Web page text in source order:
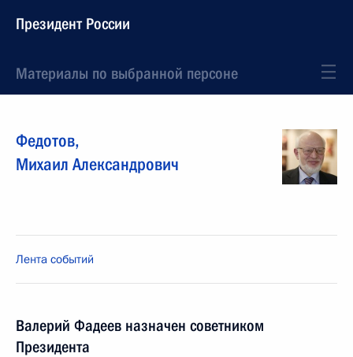
Президент России
Материалы по выбранной персоне
Федотов,
Михаил Александрович
Лента событий
Валерий Фадеев назначен советником
Президента